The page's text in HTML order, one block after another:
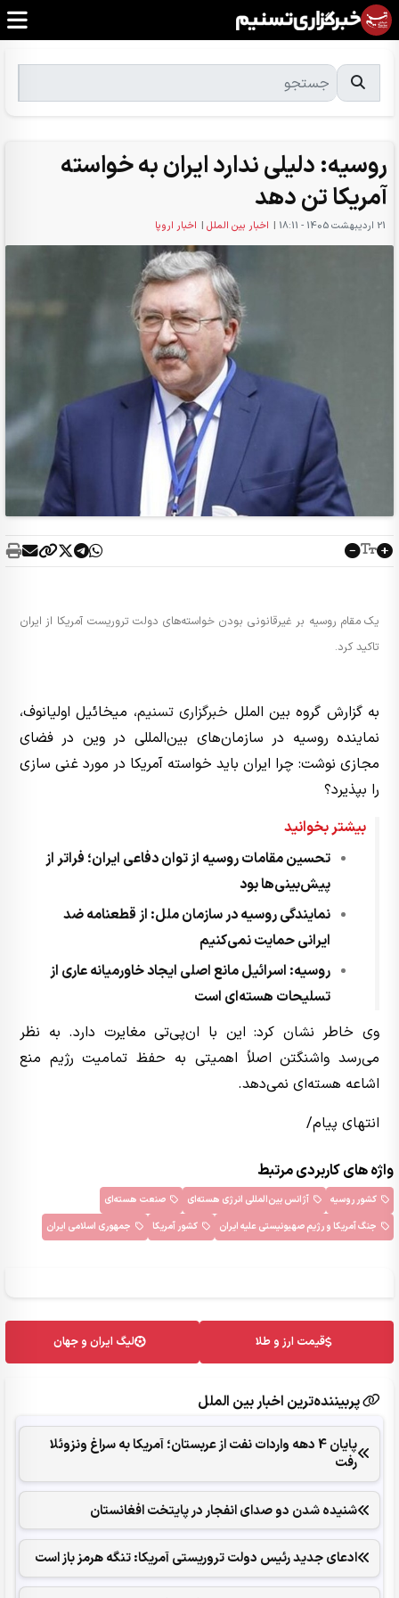
روسیه: دلیلی ندارد ایران به خواسته
آمریکا تن دهد
21 ارديبهشت 1405 - 18:11 | اخبار بین الملل | اخبار اروپا
یک مقام روسیه بر غیرقانونی بودن خواسته‌های دولت تروریست آمریکا از ایران
تاکید کرد.
به گزارش گروه بین الملل خبرگزاری تسنیم، میخائیل اولیانوف،
نماینده روسیه در سازمان‌های بین‌المللی در وین در فضای
مجازی نوشت: چرا ایران باید خواسته آمریکا در مورد غنی سازی
را بپذیرد؟
بیشتر بخوانید
تحسین مقامات روسیه از توان دفاعی ایران؛ فراتر از
پیش‌بینی‌ها بود
نمایندگی روسیه در سازمان ملل: از قطعنامه ضد
ایرانی حمایت نمی‌کنیم
روسیه: اسرائیل مانع اصلی ایجاد خاورمیانه عاری از
تسلیحات هسته‌ای است
وی خاطر نشان کرد: این با ان‌پی‌تی مغایرت دارد. به نظر
می‌رسد واشنگتن اصلاً اهمیتی به حفظ تمامیت رژیم منع
اشاعه هسته‌ای نمی‌دهد.
انتهای پیام/
واژه های کاربردی مرتبط
کشور روسیه آژانس بین‌المللی انرژی هسته‌ای
صنعت هسته‌ای
جنگ آمریکا و رژیم صهیونیستی علیه ایران
کشور آمریکا جمهوری اسلامی ایران
قیمت ارز و طلا لیگ ایران و جهان
پربیننده‌ترین اخبار بین الملل
پایان 4 دهه واردات نفت از عربستان؛ آمریکا به سراغ ونزوئلا
رفت
شنیده شدن دو صدای انفجار در پایتخت افغانستان
ادعای جدید رئیس دولت تروریستی آمریکا: تنگه هرمز باز است